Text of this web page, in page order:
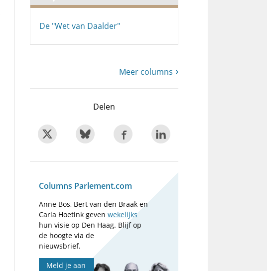
De "Wet van Daalder"
Meer columns
Delen
Columns Parlement.com
Anne Bos, Bert van den Braak en
Carla Hoetink gevenwekelijks
hun visie op Den Haag. Blijf op
de hoogte via de
nieuwsbrief.
Meld je aan